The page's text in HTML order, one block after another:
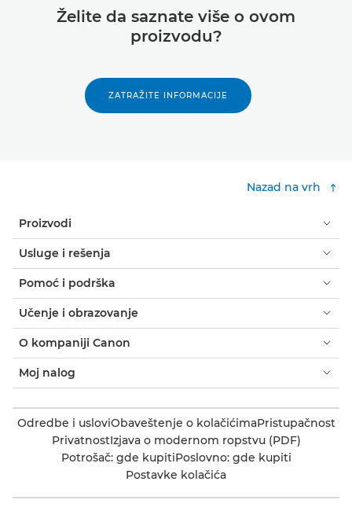
Želite da saznate više o ovom
proizvodu?
ZATRAŽITE INFORMACIJE
Nazad na vrh
Proizvodi
Usluge i rešenja
Pomoć i podrška
Učenje i obrazovanje
O kompaniji Canon
Moj nalog
Odredbe i usloviObaveštenje o kolačićimaPristupačnost
PrivatnostIzjava o modernom ropstvu (PDF)
Potrošač: gde kupitiPoslovno: gde kupiti
Postavke kolačića